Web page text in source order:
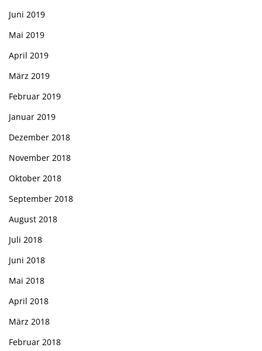
Juni 2019
Mai 2019
April 2019
März 2019
Februar 2019
Januar 2019
Dezember 2018
November 2018
Oktober 2018
September 2018
August 2018
Juli 2018
Juni 2018
Mai 2018
April 2018
März 2018
Februar 2018